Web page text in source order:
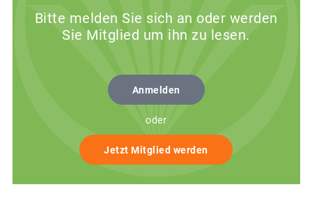
Bitte melden Sie sich an oder werden
Sie Mitglied um ihn zu lesen.
Anmelden
oder
Jetzt Mitglied werden